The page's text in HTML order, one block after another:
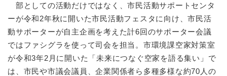
部としての活動だけではなく、市民活動サポートセンタ
ーが令和2年秋に開いた市民活動フェスタに向け、市民活
動サポーターが自主企画を考えた計6回のサポーター会議
ではファシグラを使って司会を担当。市環境課空家対策室
が令和3年2月に開いた「未来につなぐ空家を語る集い」で
は、市民や市議会議員、企業関係者ら多種多様な約70人の